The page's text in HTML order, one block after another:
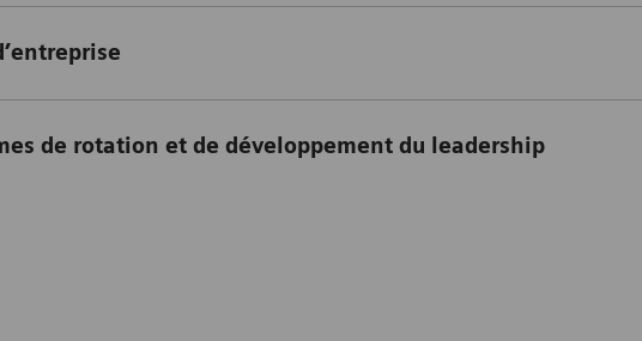
de rotation et de développement du leadership